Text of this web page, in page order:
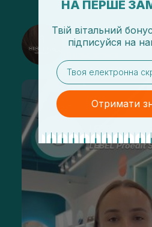
НА ПЕРШЕ
Твій вітальний
підписуйся на
email
Отримати